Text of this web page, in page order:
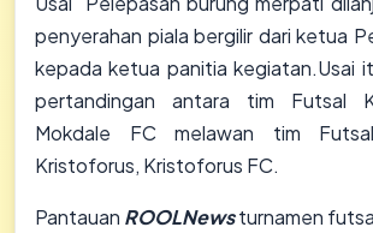
penyerahan piala bergilir dari ketua
kepada ketua panitia kegiatan.Usai
pertandingan antara tim Futsal
Mokdale FC melawan tim
Kristoforus, Kristoforus FC.
Pantauan ROOLNewsturnamen